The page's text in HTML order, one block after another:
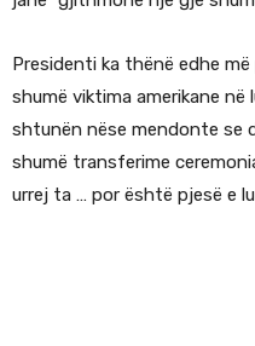
Presidenti ka thënë edhe
shumë viktima amerikane
shtunën nëse mendonte se
shumë transferime
urrej ta … por është pjesë e